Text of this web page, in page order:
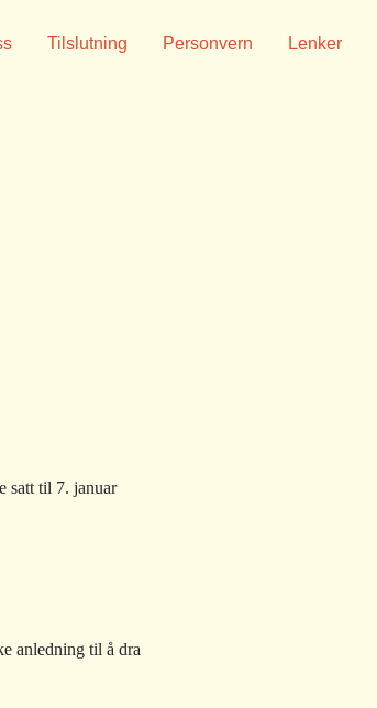
Tilslutning Personvern Lenker
satt til 7. januar
anledning til å dra